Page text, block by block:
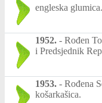
engleska glumica.
1952. - Rođen
i Predsjednik
1953. - Rođena
košarkašica.